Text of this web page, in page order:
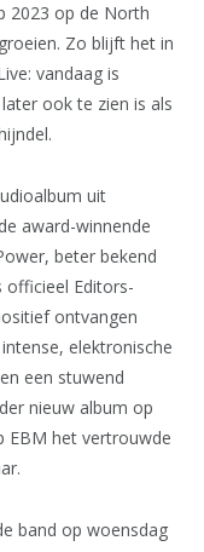
2023 op de North
Zo blijft het in
vandaag is
ook te zien is als
uit
award-winnende
beter bekend
officieel Editors-
ontvangen
elektronische
een stuwend
nieuw album op
EBM het vertrouwde
band op woensdag